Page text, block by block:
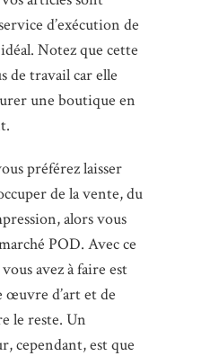
d’exécution de
Notez que cette
de travail car elle
une boutique en
préférez laisser
de la vente, du
alors vous
POD. Avec ce
avez à faire est
œuvre d’art et de
le reste. Un
cependant, est que